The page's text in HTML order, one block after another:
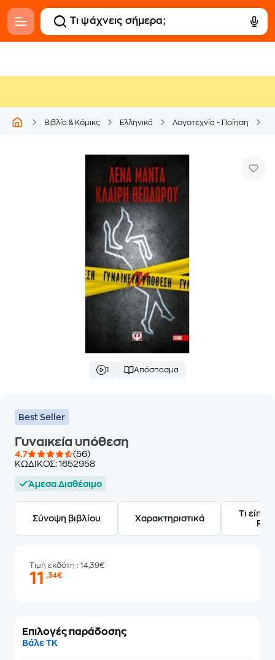
Βιβλία & Κόμικς Ελληνικά Λογοτεχνία - Ποίηση
1 Απόσπασμα
Best Seller
Γυναικεία υπόθεση
4.7
(56)
ΚΩΔΙΚΟΣ: 1652958
Άμεσα Διαθέσιμο
Σύνοψη βιβλίου Χαρακτηριστικά
Τι
Τιμή εκδότη : 14,39€
11,34€
Επιλογές παράδοσης
Βάλε ΤΚ